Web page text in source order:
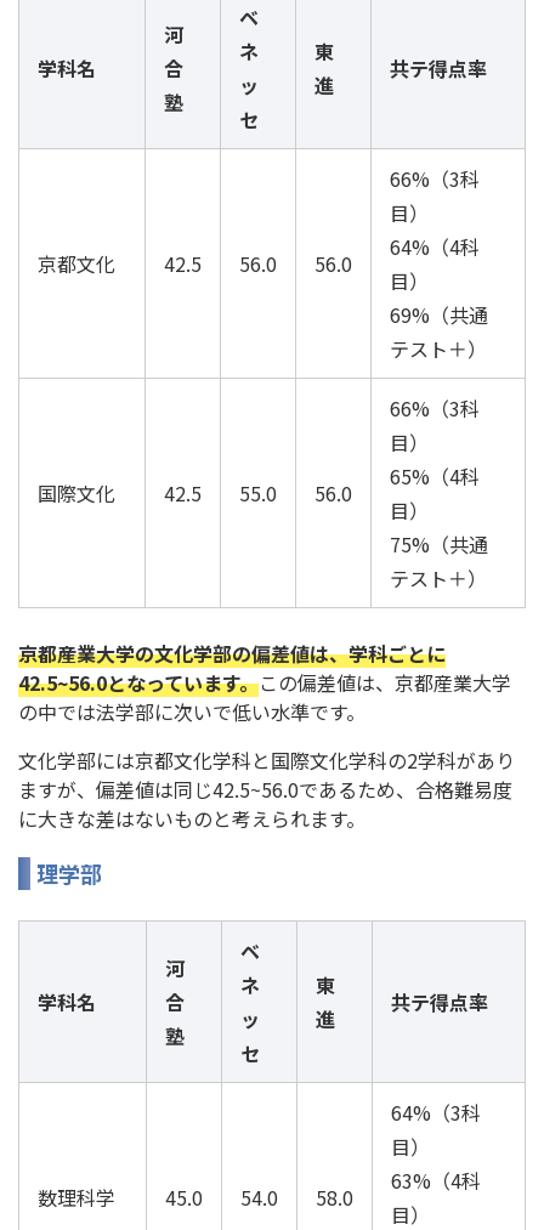
学科名
河
合
塾
ベ
ネ
ッ
セ
東
進
共テ得点率
京都文化 42.5 56.0 56.0
66%（3科
目）
64%（4科
目）
69%（共通
テスト＋）
国際文化 42.5 55.0 56.0
66%（3科
目）
65%（4科
目）
75%（共通
テスト＋）
京都産業大学の文化学部の偏差値は、学科ごとに
42.5~56.0となっています。この偏差値は、京都産業大学
の中では法学部に次いで低い水準です。
文化学部には京都文化学科と国際文化学科の2学科があり
ますが、偏差値は同じ42.5~56.0であるため、合格難易度
に大きな差はないものと考えられます。
理学部
学科名
河
合
塾
ベ
ネ
ッ
セ
東
進
共テ得点率
数理科学 45.0 54.0 58.0
64%（3科
目）
63%（4科
目）